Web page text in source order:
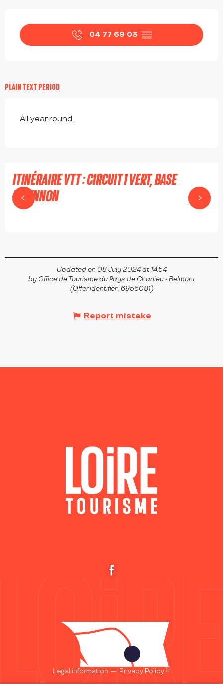
OPENING HOURS & CONTACT DETAILS
04 77 69 03 ▒▒
PLAIN TEXT PERIOD
All year round.
ITINÉRAIRE VTT : CIRCUIT 1 VERT, BASE
BRIENNON
Updated on 08 July 2024 at 14:54
by Office de Tourisme du Pays de Charlieu - Belmont
(Offer identifier : 6956081)
Report mistake
Legal information — Privacy Policy